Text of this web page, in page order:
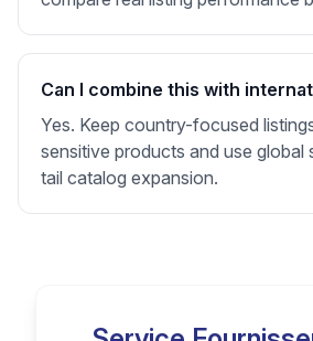
Can I combine this with
Yes. Keep country-focused
sensitive products and use global
tail catalog expansion.